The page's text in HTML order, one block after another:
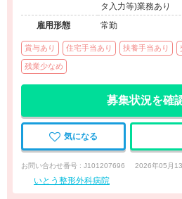
タ入力等)業務あり
雇用形態
常勤
賞与あり 住宅手当あり 扶養手当あり
残業少なめ
募集状況を確
気になる
お問い合わせ番号 : J101207696 2026年05月
いとう整形外科病院